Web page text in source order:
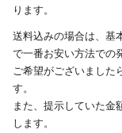
ります。
送料込みの場合は、基
で一番お安い方法での
ご希望がございました
す。
また、提示していた
します。